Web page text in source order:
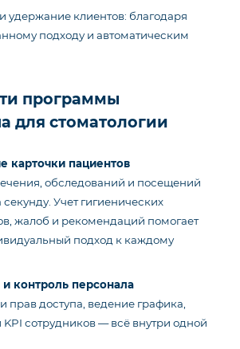
удержание клиентов: благодаря
подходу и автоматическим
программы
для стоматологии
карточки пациентов
обследований и посещений
секунду. Учет гигиенических
жалоб и рекомендаций помогает
подход к каждому
контроль персонала
прав доступа, ведение графика,
KPI сотрудников — всё внутри одной